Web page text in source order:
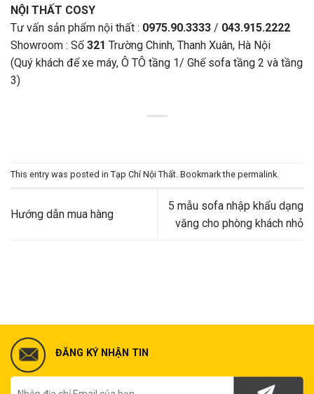
NỘI THẤT COSY
Tư vấn sản phẩm nội thất : 0975.90.3333 / 043.915.2222
Showroom : Số 321 Trường Chinh, Thanh Xuân, Hà Nội
(Quý khách để xe máy, Ô TÔ tầng 1/ Ghế sofa tầng 2 và tầng
3)
This entry was posted in Tạp Chí Nội Thất . Bookmark the permalink
Hướng dẫn mua hàng
5 mẫu sofa nhập khẩu dạng
văng cho phòng khách nhỏ
ĐĂNG KÝ NHẬN TIN